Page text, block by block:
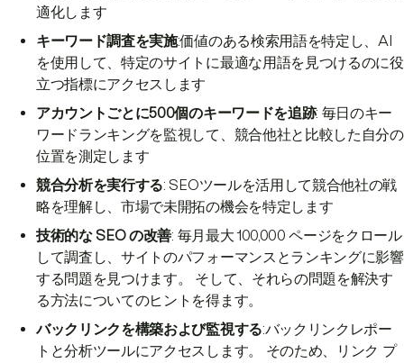
適化します
キーワード調査を実施:価値のある検索用語を特定し、AI
を使用して、特定のサイトに最適な用語を見つけるのに役
立つ指標にアクセスします
アカウントごとに500個のキーワードを追跡: 毎日のキー
ワードランキングを監視して、競合他社と比較した自分の
位置を測定します
競合分析を実行する: SEOツールを活用して競合他社の戦
略を理解し、市場で未開拓の機会を特定します
技術的な SEO の改善: 毎月最大 100,000 ページをクロール
して調査し、サイトのパフォーマンスとランキングに影響
する問題を見つけます。 そして、それらの問題を解決す
る方法についてのヒントを得ます。
バックリンクを構築および監視する:バックリンクレポー
トと分析ツールにアクセスします。 そのため、リンク プ